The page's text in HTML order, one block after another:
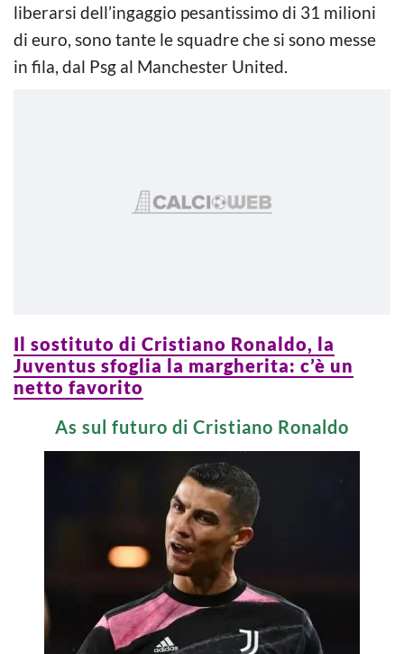
liberarsi dell’ingaggio pesantissimo di 31 milioni
di euro, sono tante le squadre che si sono messe
in fila, dal Psg al Manchester United.
Il sostituto di Cristiano Ronaldo, la
Juventus sfoglia la margherita: c’è un
netto favorito
As sul futuro di Cristiano Ronaldo